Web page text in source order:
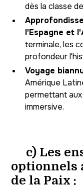
dès la classe
l'Espagne et
terminale, les
profondeur
Voyage
Amérique
permettant
immersive.
c) Les
optionnels
de la Paix :